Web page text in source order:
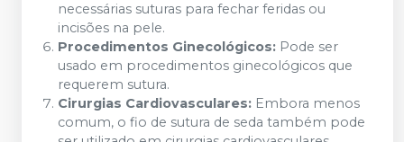
necessárias suturas para fechar feridas ou
incisões na pele.
Procedimentos Ginecológicos: Pode ser
usado em procedimentos ginecológicos que
requerem sutura.
Cirurgias Cardiovasculares: Embora menos
comum, o fio de sutura de seda também pode